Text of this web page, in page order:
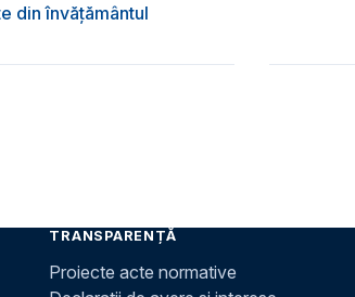
din învăţământul
TRANSPARENȚĂ
Proiecte acte normative